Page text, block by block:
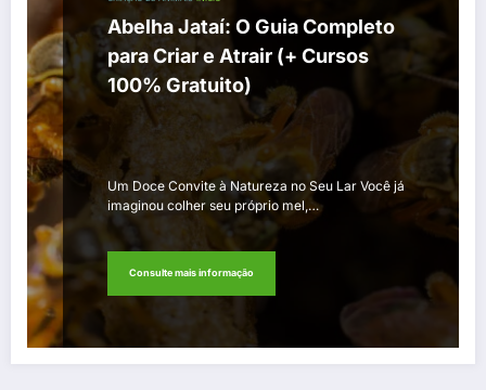
Abelha Jataí: O Guia Completo
para Criar e Atrair (+ Cursos
100% Gratuito)
Um Doce Convite à Natureza no Seu Lar Você já
imaginou colher seu próprio mel,…
Consulte mais informação